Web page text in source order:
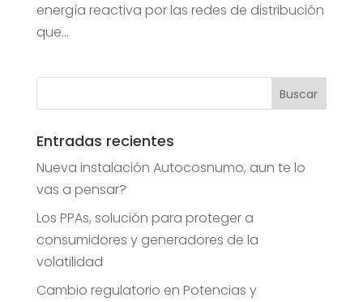
energía reactiva por las redes de distribución
que...
Entradas recientes
Nueva instalación Autocosnumo, aun te lo
vas a pensar?
Los PPAs, solución para proteger a
consumidores y generadores de la
volatilidad
Cambio regulatorio en Potencias y